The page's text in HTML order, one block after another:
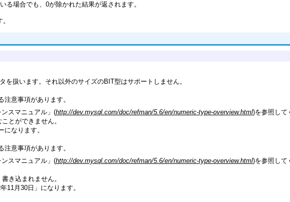
る場合でも、0が除かれた結果が返されます。
を扱います。それ以外のサイズのBIT型はサポートしません。
意事項があります。
スマニュアル」(http://dev.mysql.com/doc/refman/5.6/en/numeric-type-overview.html)を参照して
とができません。
なります。
意事項があります。
スマニュアル」(http://dev.mysql.com/doc/refman/5.6/en/numeric-type-overview.html)を参照して
き込まれません。
11月30日」になります。